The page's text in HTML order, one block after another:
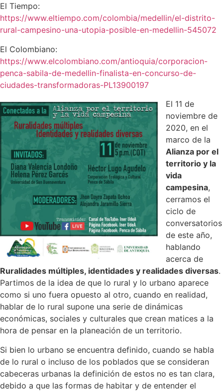
El Tiempo:
https://www.eltiempo.com/colombia/medellin/el-distrito-
rural-campesino-una-utopia-posible-en-medellin-545072
El Colombiano:
https://www.elcolombiano.com/antioquia/corporacion-
penca-sabila-de-medellin-finalista-en-concurso-de-
ciudades-transformadoras-PL13900197
El 11 de
noviembre de
2020, en el
marco de la
Alianza por el
territorio y la
vida
campesina,
cerramos el
ciclo de
conversatorios
de este año,
hablando
acerca de
Ruralidades múltiples, identidades y realidades diversas.
Partimos de la idea de que lo rural y lo urbano aparece
como si uno fuera opuesto al otro, cuando en realidad,
hablar de lo rural supone una serie de dinámicas
económicas, sociales y culturales que crean matices a la
hora de pensar en la planeación de un territorio.
Si bien lo urbano se encuentra definido, cuando se habla
de lo rural o incluso de los poblados que se consideran
cabeceras urbanas la definición de estos no es tan clara,
debido a que las formas de habitar y de entender el